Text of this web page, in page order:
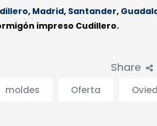
, Madrid, Santander,
impreso Cudillero.
Share
moldes Oferta
desactivado